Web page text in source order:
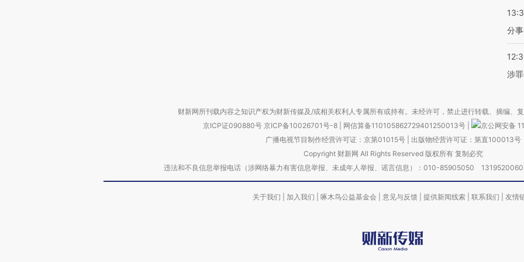
分
涉
财新网所刊载内容之知识产权为财新传媒及/或相关权利人专属所有或持有。未经许可，禁止进行转载、摘编、复
京ICP证090880号 京ICP备10026701号-8 网信算备110105862729401250013号
京公网安备
广播电视节目制作经营许可证：京第01015号| 出版物经营许可证：第直100013号
Copyright 财新网 All Rights Reserved 版权所有 复制必究
违法和不良信息举报电话（涉网络暴力有害信息举报、未成年人举报、谣言信息）：010-85905050
关于我们 加入我们 啄木鸟公益基金会 意见与反馈 提供新闻线索 联系我们 友情